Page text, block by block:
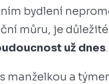
bydlení
můru, je důležité
už dnes.
manželkou a